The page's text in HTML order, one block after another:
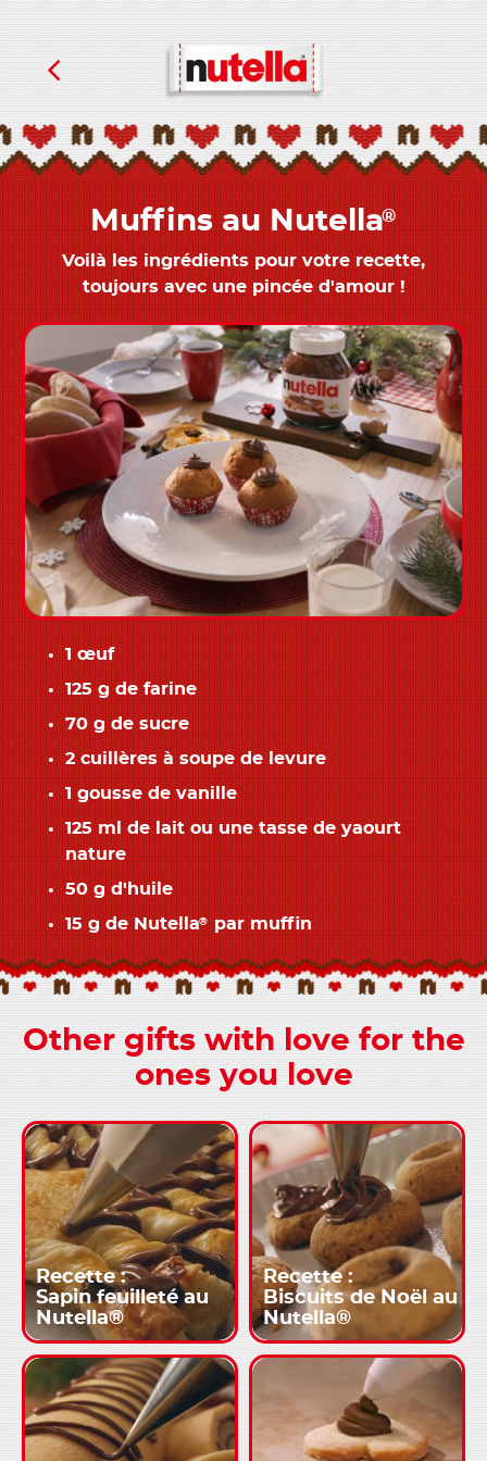
Muffins au Nutella®
Voilà les ingrédients pour votre recette,
toujours avec une pincée d'amour !
1 œuf
125 g de farine
70 g de sucre
2 cuillères à soupe de levure
1 gousse de vanille
125 ml de lait ou une tasse de yaourt
nature
50 g d'huile
15 g de Nutella® par muffin
Other gifts with love for the
ones you love
Recette :
Sapin feuilleté au
Nutella®
Recette :
Biscuits de Noël au
Nutella®